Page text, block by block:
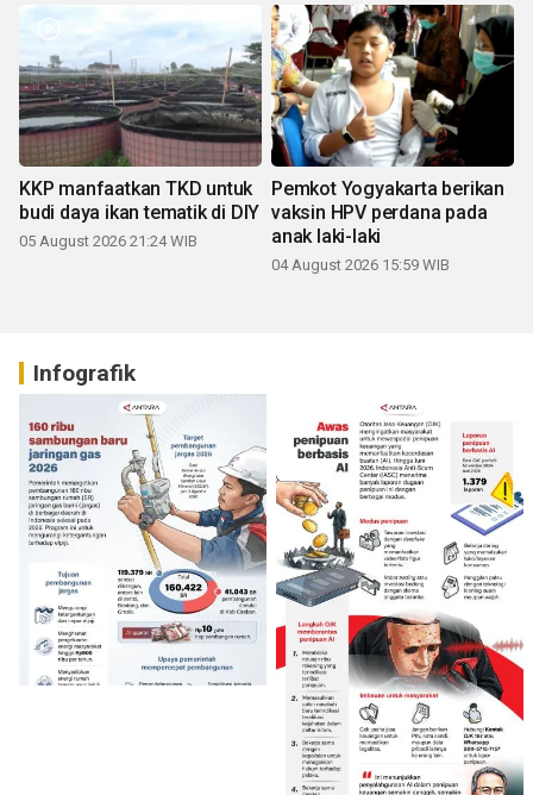
KKP manfaatkan TKD untuk
budi daya ikan tematik di DIY
05 August 2026 21:24 WIB
Pemkot Yogyakarta berikan
vaksin HPV perdana pada
anak laki-laki
04 August 2026 15:59 WIB
Infografik